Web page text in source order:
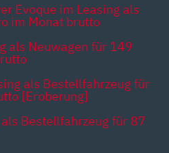
Evoque im Leasing als
im Monat brutto
als Neuwagen für 149
als Bestellfahrzeug für
[Eroberung]
Bestellfahrzeug für 87